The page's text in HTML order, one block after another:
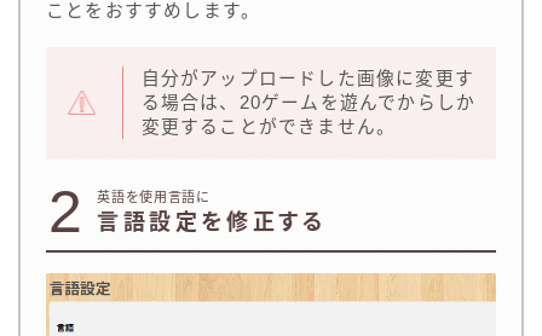
ことをおすすめします。
自分がアップロードした画像に変更す
る場合は、20ゲームを遊んでからしか
変更することができません。
2 英語を使用言語に
言語設定を修正する